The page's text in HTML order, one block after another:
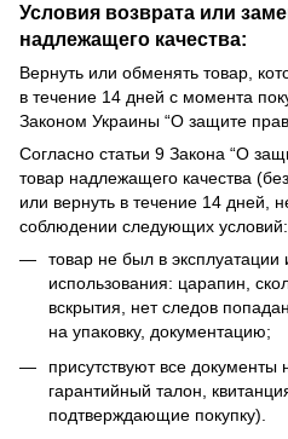
Условия возврата или
надлежащего качества:
Вернуть или обменять товар,
в течение 14 дней с момента
Законом Украины “О защите
Согласно статьи 9 Закона “О
товар надлежащего качества
или вернуть в течение 14 дней,
соблюдении следующих условий:
товар не был в
использования: царапин,
вскрытия, нет следов
на упаковку, документацию;
присутствуют все документы
гарантийный талон,
подтверждающие покупку).